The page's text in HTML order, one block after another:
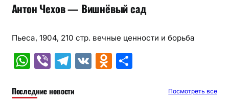
Антон Чехов — Вишнёвый сад
Пьеса, 1904, 210 стр. вечные ценности и борьба
W
at
Vi
er
T
e
V O О
Последние новости Посмотреть все